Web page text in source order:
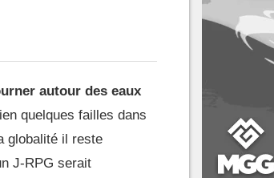
autour des eaux
quelques failles dans
globalité il reste
J-RPG serait